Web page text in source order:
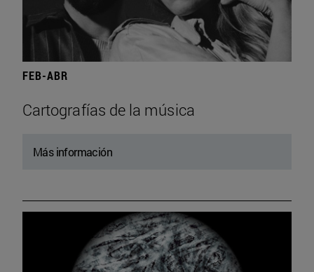
FEB-ABR
Cartografías de la música
Más información